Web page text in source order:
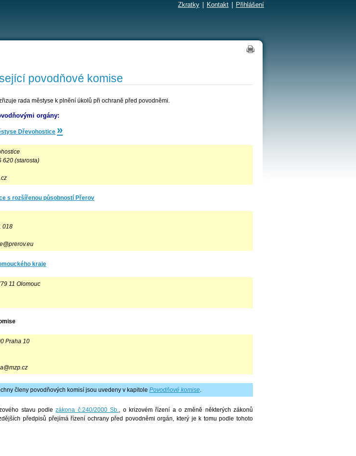
Zkratky Kontakt Přihlášení
povodňové komise
rada městyse k plnění úkolů při ochraně před povodněmi.
orgány:
Dřevohostice »
620 (starosta)
s rozšířenou působností Přerov
018
kraje
11 Olomouc
Praha 10
členy povodňových komisí jsou uvedeny v kapitole Povodňové komise
stavu podlezákona č.240/2000 Sb.
, o krizovém řízení a o změně některých zákonů
předpisů přejímá řízení ochrany před povodněmi orgán, který je k tomu podle tohoto